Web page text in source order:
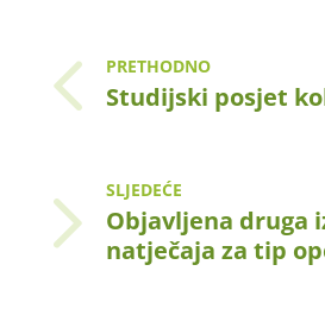
PRETHODNO
Studijski posjet
SLJEDEĆE
Objavljena druga
natječaja za tip